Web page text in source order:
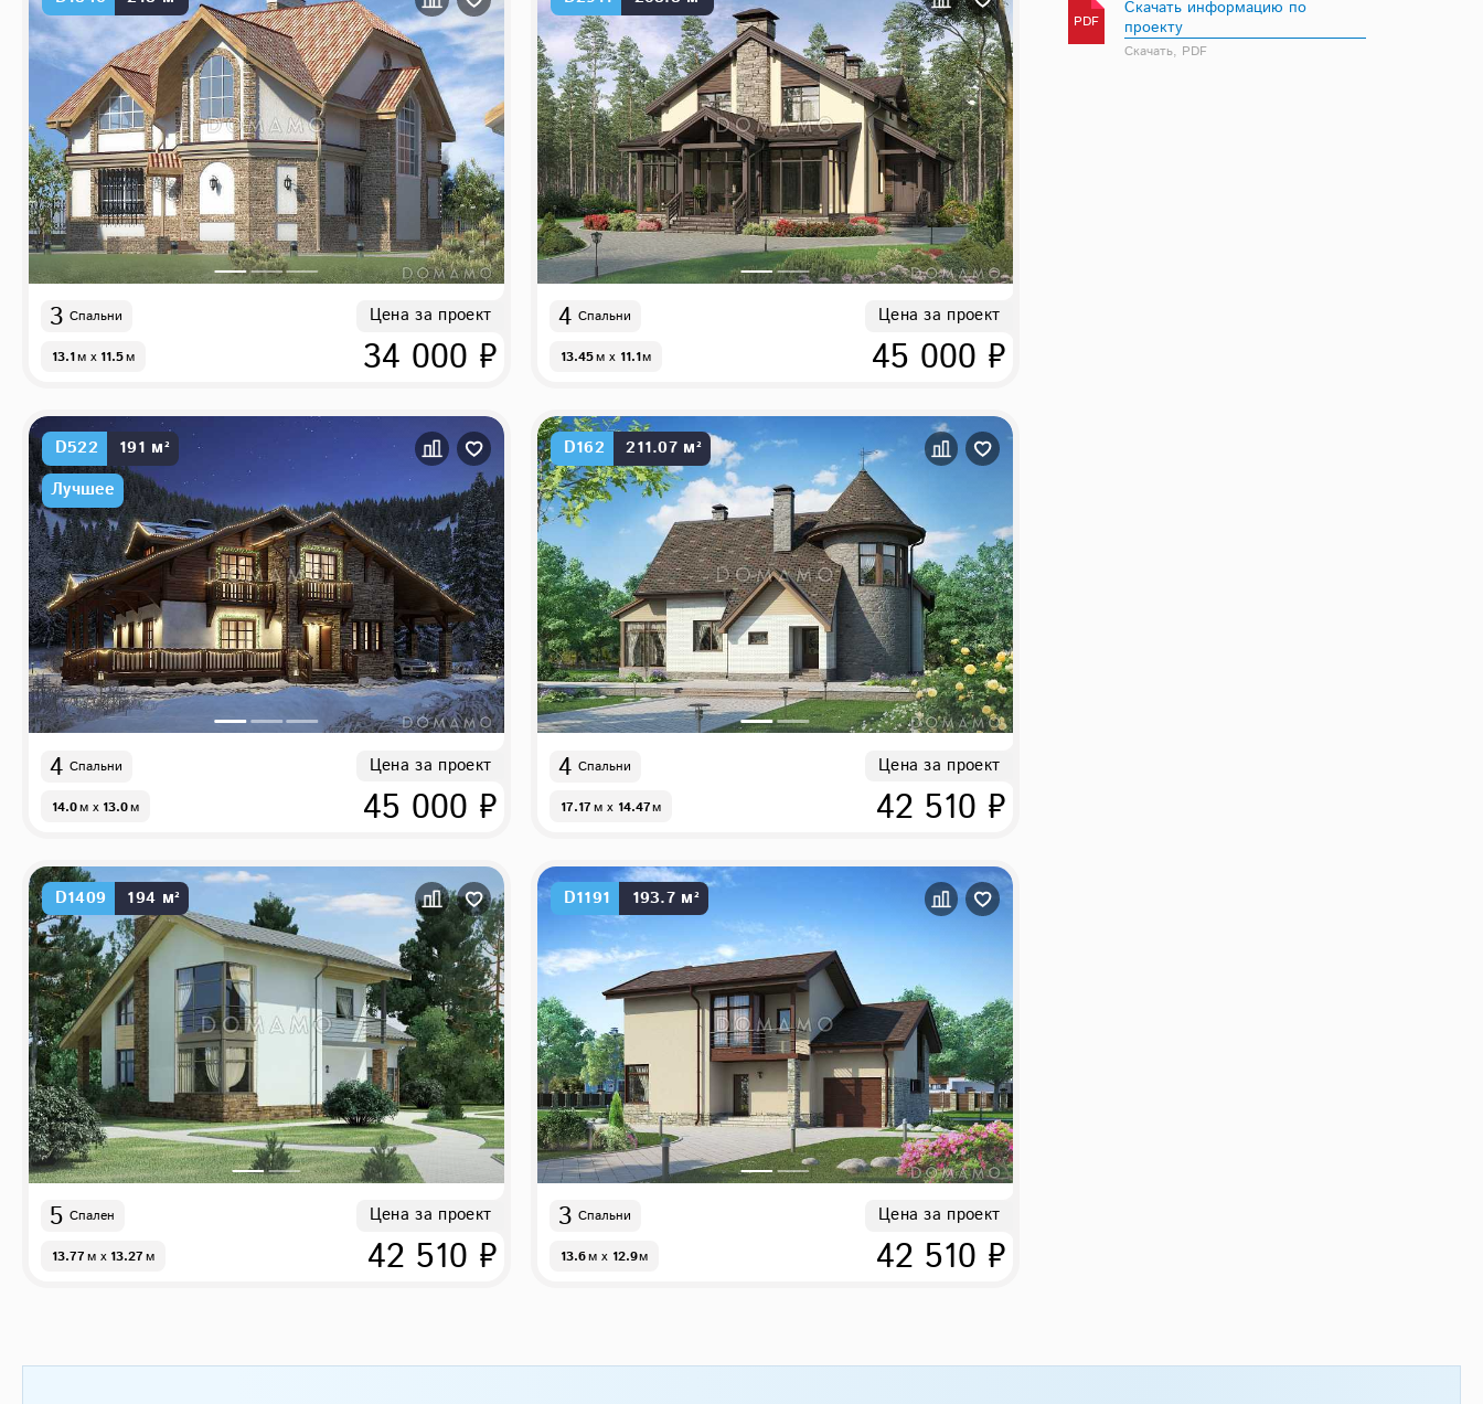
PDF
Скачать информацию по
проекту
Скачать, PDF
3 Спальни
13.1м x 11.5м
Цена за проект
34 000 ₽
4 Спальни
13.45м x 11.1м
Цена за проект
45 000 ₽
D522
191 м²
Лучшее
4 Спальни
14.0м x 13.0м
Цена за проект
45 000 ₽
D162 211.07 м²
4 Спальни
17.17м x 14.47м
Цена за проект
42 510 ₽
D1409 194 м²
5 Спален
13.77м x 13.27м
Цена за проект
42 510 ₽
D1191 193.7 м²
3 Спальни
13.6м x 12.9м
Цена за проект
42 510 ₽